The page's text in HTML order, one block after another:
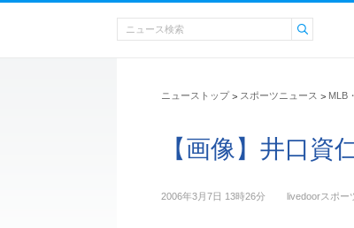
ニューストップ > スポーツニュース > MLB
【画像】井口資
2006年3月7日 13時26分 livedoorスポー